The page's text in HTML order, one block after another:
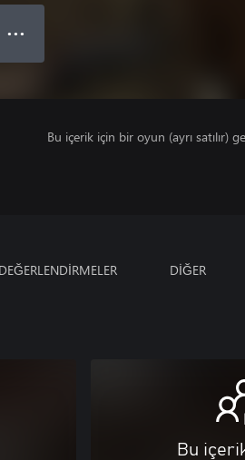
● ● ●
Bu içerik için bir oyun (ayrı satılır)
DEĞERLENDİRMELER DİĞER
Bu